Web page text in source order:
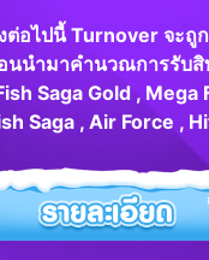
ต่อไปนี้Turnover จะถู
นนำมาคำนวณการรับ
Saga Gold , Mega
Saga , Air Force ,